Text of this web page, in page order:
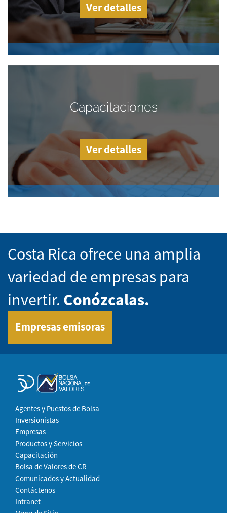
Ver detalles
Capacitaciones
Ver detalles
Costa Rica ofrece una amplia
variedad de empresas para
invertir. Conózcalas.
Empresas emisoras
Agentes y Puestos de Bolsa
Inversionistas
Empresas
Productos y Servicios
Capacitación
Bolsa de Valores de CR
Comunicados y Actualidad
Contáctenos
Intranet